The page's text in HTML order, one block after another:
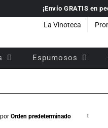
¡Envío GRATIS en
La Vinoteca
Espumosos
porOrden predeterminado